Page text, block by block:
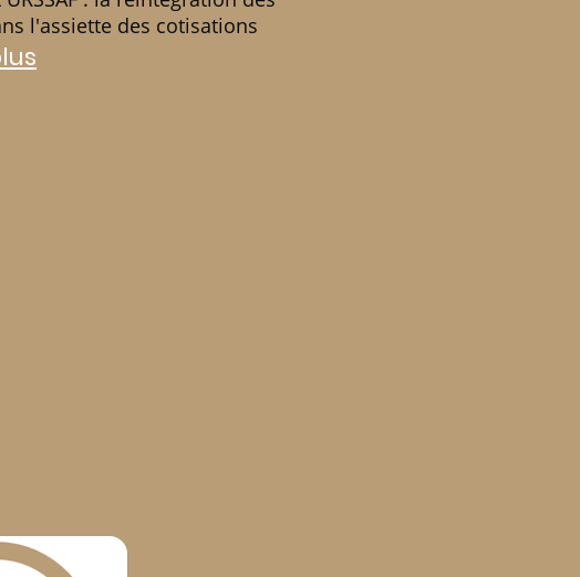
l'assiette des cotisations